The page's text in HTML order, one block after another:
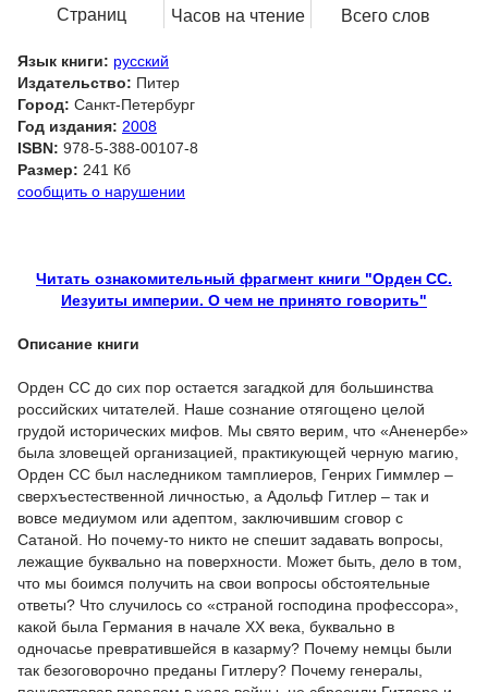
Страниц
Часов на чтение Всего слов
Язык книги: русский
Издательство: Питер
Город: Санкт-Петербург
Год издания: 2008
ISBN: 978-5-388-00107-8
Размер: 241 Кб
сообщить о нарушении
Читать ознакомительный фрагмент книги "Орден СС.
Иезуиты империи. О чем не принято говорить"
Описание книги
Орден СС до сих пор остается загадкой для большинства
российских читателей. Наше сознание отягощено целой
грудой исторических мифов. Мы свято верим, что «Аненербе»
была зловещей организацией, практикующей черную магию,
Орден СС был наследником тамплиеров, Генрих Гиммлер –
сверхъестественной личностью, а Адольф Гитлер – так и
вовсе медиумом или адептом, заключившим сговор с
Сатаной. Но почему-то никто не спешит задавать вопросы,
лежащие буквально на поверхности. Может быть, дело в том,
что мы боимся получить на свои вопросы обстоятельные
ответы? Что случилось со «страной господина профессора»,
какой была Германия в начале XX века, буквально в
одночасье превратившейся в казарму? Почему немцы были
так безоговорочно преданы Гитлеру? Почему генералы,